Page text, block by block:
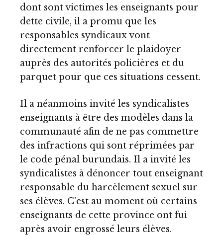
dont sont victimes les enseignants pour
dette civile, il a promu que les
responsables syndicaux vont
directement renforcer le plaidoyer
auprès des autorités policières et du
parquet pour que ces situations cessent.
Il a néanmoins invité les syndicalistes
enseignants à être des modèles dans la
communauté afin de ne pas commettre
des infractions qui sont réprimées par
le code pénal burundais. Il a invité les
syndicalistes à dénoncer tout enseignant
responsable du harcèlement sexuel sur
ses élèves. C’est au moment où certains
enseignants de cette province ont fui
après avoir engrossé leurs élèves.